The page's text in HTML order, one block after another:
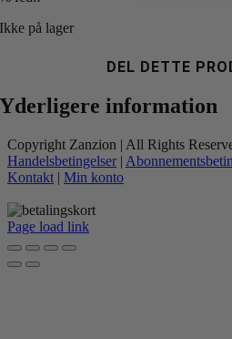
Ikke på lager
DEL DETTE
Yderligere information
Copyright Zanzion | All Rights
Handelsbetingelser |
Kontakt | Min konto
Page load link